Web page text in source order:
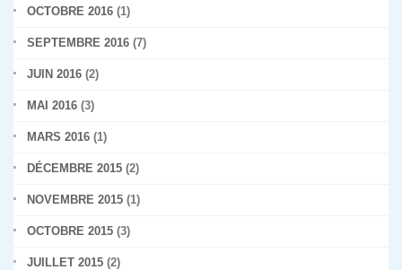
OCTOBRE 2016 (1)
SEPTEMBRE 2016 (7)
JUIN 2016 (2)
MAI 2016 (3)
MARS 2016 (1)
DÉCEMBRE 2015 (2)
NOVEMBRE 2015 (1)
OCTOBRE 2015 (3)
JUILLET 2015 (2)